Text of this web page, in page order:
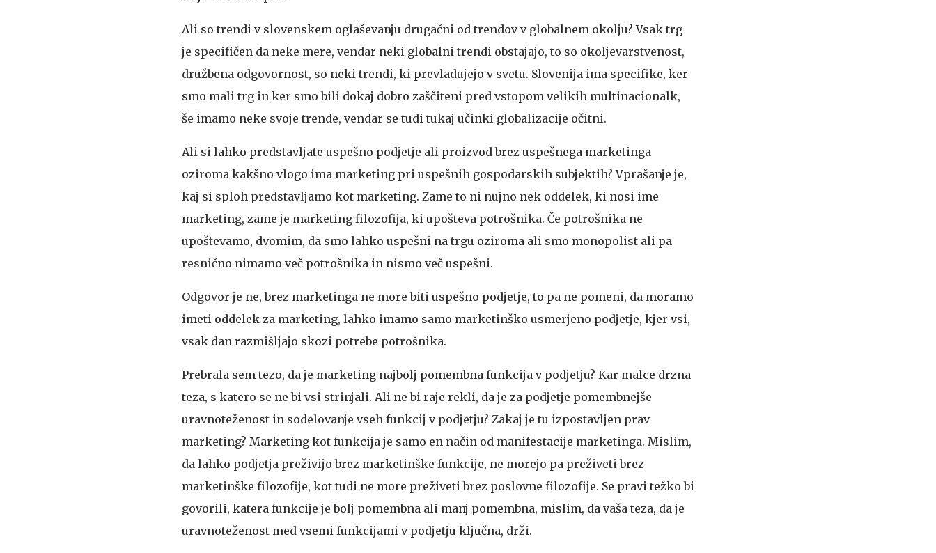
Ali so trendi v slovenskem oglaševanju drugačni od trendov v globalnem okolju? Vsak trg
je specifičen da neke mere, vendar neki globalni trendi obstajajo, to so okoljevarstvenost,
družbena odgovornost, so neki trendi, ki prevladujejo v svetu. Slovenija ima specifike, ker
smo mali trg in ker smo bili dokaj dobro zaščiteni pred vstopom velikih multinacionalk,
še imamo neke svoje trende, vendar se tudi tukaj učinki globalizacije očitni.
Ali si lahko predstavljate uspešno podjetje ali proizvod brez uspešnega marketinga
oziroma kakšno vlogo ima marketing pri uspešnih gospodarskih subjektih? Vprašanje je,
kaj si sploh predstavljamo kot marketing. Zame to ni nujno nek oddelek, ki nosi ime
marketing, zame je marketing filozofija, ki upošteva potrošnika. Če potrošnika ne
upoštevamo, dvomim, da smo lahko uspešni na trgu oziroma ali smo monopolist ali pa
resnično nimamo več potrošnika in nismo več uspešni.
Odgovor je ne, brez marketinga ne more biti uspešno podjetje, to pa ne pomeni, da moramo
imeti oddelek za marketing, lahko imamo samo marketinško usmerjeno podjetje, kjer vsi,
vsak dan razmišljajo skozi potrebe potrošnika.
Prebrala sem tezo, da je marketing najbolj pomembna funkcija v podjetju? Kar malce drzna
teza, s katero se ne bi vsi strinjali. Ali ne bi raje rekli, da je za podjetje pomembnejše
uravnoteženost in sodelovanje vseh funkcij v podjetju? Zakaj je tu izpostavljen prav
marketing? Marketing kot funkcija je samo en način od manifestacije marketinga. Mislim,
da lahko podjetja preživijo brez marketinške funkcije, ne morejo pa preživeti brez
marketinške filozofije, kot tudi ne more preživeti brez poslovne filozofije. Se pravi težko bi
govorili, katera funkcije je bolj pomembna ali manj pomembna, mislim, da vaša teza, da je
uravnoteženost med vsemi funkcijami v podjetju ključna, drži.